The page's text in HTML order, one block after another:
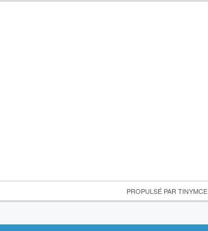
PROPULSÉ PAR TINYMCE